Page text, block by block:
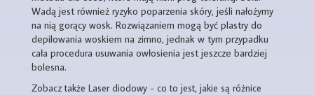
Wadą jest również ryzyko poparzenia skóry, jeśli nałożymy
na nią gorący wosk. Rozwiązaniem mogą być plastry do
depilowania woskiem na zimno, jednak w tym przypadku
cała procedura usuwania owłosienia jest jeszcze bardziej
bolesna.
Zobacz także Laser diodowy - co to jest, jakie są różnice